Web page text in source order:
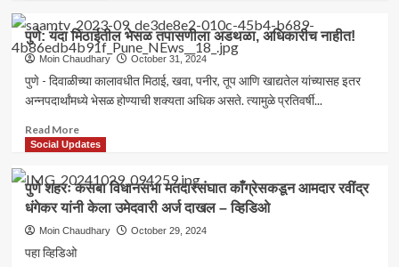
गुन्हे
दाखल
अनधिकृत
फटाके
विक्रीविरुद्ध
पुणे
पोलिसांची
कारवाई
पुणे: यंदा मिठाईतील भेसळ तपासणीला अडथळा, अधिकारीच नाहीत!
Moin Chaudhary October 31, 2024
पुणे - दिवाळीच्या कालावधीत मिठाई, खवा, पनीर, तूप आणि खाद्यतेल यांच्यासह इतर
अन्नपदार्थांमध्ये भेसळ होण्याची शक्यता अधिक असते. त्यामुळे प्रतिवर्षी...
Read MoreRead
more
पुणे:
यंदा
मिठाईतील
भेसळ
Social Updates
पुणे शहरः कसबा विधानसभा मतदारसंघात काँग्रेसकडून आमदार रवींद्र
धंगेकर यांनी केला उमेदवारी अर्ज दाखल – व्हिडिओ
Moin Chaudhary October 29, 2024
पहा व्हिडिओ